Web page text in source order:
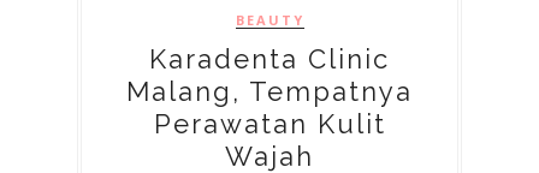
BEAUTY
Karadenta Clinic
Malang, Tempatnya
Perawatan Kulit
Wajah